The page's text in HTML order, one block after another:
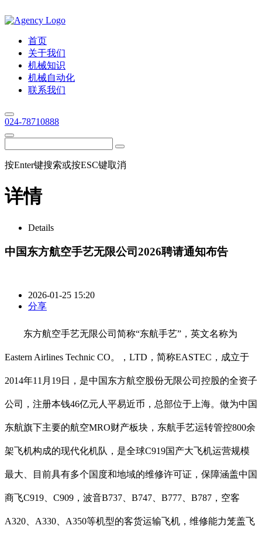
首页
关于我们
机械知识
机械自动化
联系我们
024-78710888
按Enter键搜索或按ESC键取消
详情
Details
中国东方航空手艺无限公司2026聘请通知布告
2026-01-25 15:20
分享
东方航空手艺无限公司简称“东航手艺”，英文名称为
Eastern Airlines Technic CO。，LTD，简称EASTEC，成立于
2014年11月19日，是中国东方航空股份无限公司控股的全资子
公司，注册本钱46亿元人平易近币，总部位于上海。做为中国
东航旗下主要的航空MRO财产板块，东航手艺运转管控800余
架飞机构成的现代化机队，是全球C919国产大飞机运营规模
最大、目前具有多个国度和地域的维修许可证，保障涵盖中国
商飞C919、C909，波音B737、B747、B777、B787，空客
A320、A330、A350等机型的客货运输飞机，维修能力笼盖飞